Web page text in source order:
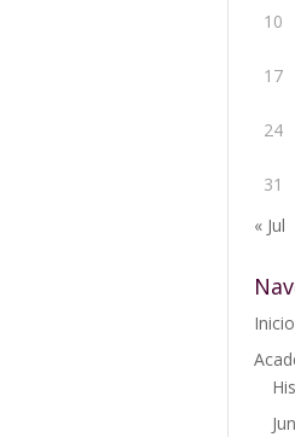
10
17
24
31
« Jul
Inicio